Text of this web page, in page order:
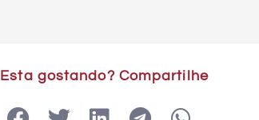
Esta gostando? Compartilhe